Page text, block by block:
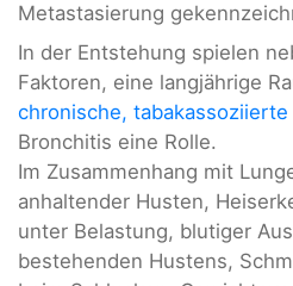
Metastasierung
In der Entstehung spielen
Faktoren, eine langjährige
chronische,
Bronchitis eine Rolle.
Im Zusammenhang mit
anhaltender Husten,
unter Belastung, blutiger
bestehenden Hustens,